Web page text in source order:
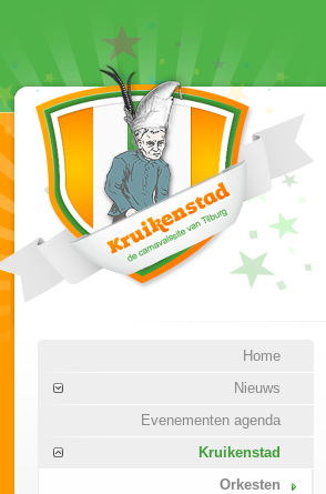
Home
Nieuws
Evenementen agenda
Kruikenstad
Orkesten